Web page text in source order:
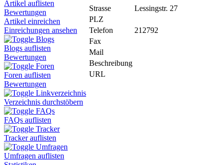
Artikel auflisten
Bewertungen
Artikel einreichen
Einreichungen ansehen
Blogs
Blogs auflisten
Bewertungen
Foren
Foren auflisten
Bewertungen
Linkverzeichnis
Verzeichnis durchstöbern
FAQs
FAQs auflisten
Tracker
Tracker auflisten
Umfragen
Umfragen auflisten
Strasse
Lessingstr. 27
PLZ
Telefon
212792
Fax
Mail
Beschreibung
URL